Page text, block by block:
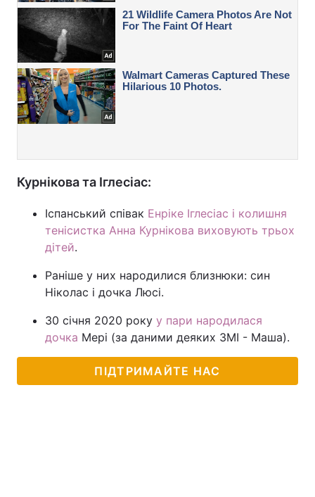
Курнікова та Іглесіас:
Іспанський співак Енріке Іглесіас і колишня
тенісистка Анна Курнікова виховують трьох
дітей.
Раніше у них народилися близнюки: син
Ніколас і дочка Люсі.
30 січня 2020 року у пари народилася
дочка Мері (за даними деяких ЗМІ - Маша).
ПІДТРИМАЙТЕ НАС